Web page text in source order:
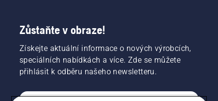
Zůstaňte v obraze!
Získejte aktuální informace o nových výrobcích,
speciálních nabídkách a více. Zde se můžete
přihlásit k odběru našeho newsletteru.